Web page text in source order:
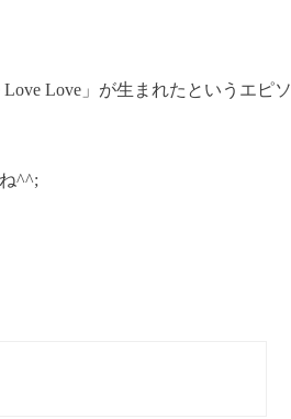
Love」が生まれたというエピソ
^^;